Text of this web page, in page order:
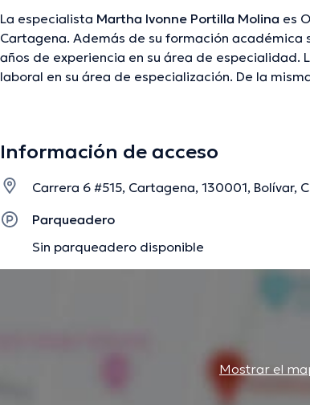
La especialista Martha Ivonne Portilla Molina es
Cartagena. Además de su formación
años de experiencia en su área de especialidad.
laboral en su área de especialización. De la
en Español.
Información de acceso
Carrera 6 #515, Cartagena, 130001, Bolívar,
Parqueadero
Sin parqueadero disponible
Mostrar el